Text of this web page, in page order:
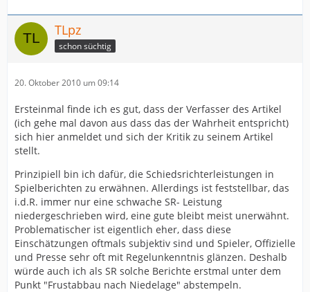
TLpz
schon süchtig
20. Oktober 2010 um 09:14
Ersteinmal finde ich es gut, dass der Verfasser des Artikel
(ich gehe mal davon aus dass das der Wahrheit entspricht)
sich hier anmeldet und sich der Kritik zu seinem Artikel
stellt.
Prinzipiell bin ich dafür, die Schiedsrichterleistungen in
Spielberichten zu erwähnen. Allerdings ist feststellbar, das
i.d.R. immer nur eine schwache SR- Leistung
niedergeschrieben wird, eine gute bleibt meist unerwähnt.
Problematischer ist eigentlich eher, dass diese
Einschätzungen oftmals subjektiv sind und Spieler, Offizielle
und Presse sehr oft mit Regelunkenntnis glänzen. Deshalb
würde auch ich als SR solche Berichte erstmal unter dem
Punkt "Frustabbau nach Niedelage" abstempeln.